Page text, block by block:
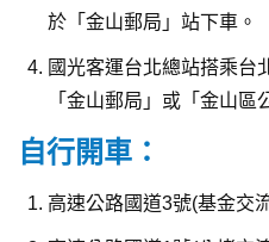
於「金山郵局」站下車。
國光客運台北總站搭乘台
「金山郵局」或「金山區
自行開車：
高速公路國道3號(基金